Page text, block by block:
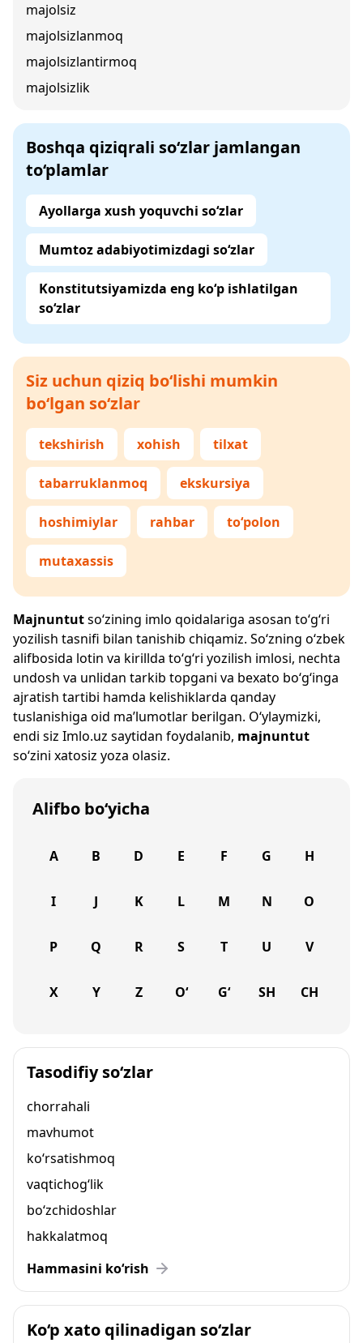
majolsiz
majolsizlanmoq
majolsizlantirmoq
majolsizlik
Boshqa qiziqrali so‘zlar jamlangan
to‘plamlar
Ayollarga xush yoquvchi so‘zlar
Mumtoz adabiyotimizdagi so‘zlar
Konstitutsiyamizda eng ko‘p ishlatilgan
so‘zlar
Siz uchun qiziq bo‘lishi mumkin
bo‘lgan so‘zlar
tekshirish xohish tilxat
tabarruklanmoq ekskursiya
hoshimiylar rahbar to‘polon
mutaxassis
Majnuntutso‘zining imlo qoidalariga asosan to‘g‘ri
yozilish tasnifi bilan tanishib chiqamiz. So‘zning o‘zbek
alifbosida lotin va kirillda to‘g‘ri yozilish imlosi, nechta
undosh va unlidan tarkib topgani va bexato bo‘g‘inga
ajratish tartibi hamda kelishiklarda qanday
tuslanishiga oid ma’lumotlar berilgan. O‘ylaymizki,
endi siz Imlo.uz saytidan foydalanib, majnuntut
so‘zini xatosiz yoza olasiz.
Alifbo bo‘yicha
A B D E F G H
I J K L M N O
P Q R S T U V
X Y Z O‘ G‘ SH CH
Tasodifiy so‘zlar
chorrahali
mavhumot
ko‘rsatishmoq
vaqtichog‘lik
bo‘zchidoshlar
hakkalatmoq
Hammasini ko‘rish
Ko‘p xato qilinadigan so‘zlar